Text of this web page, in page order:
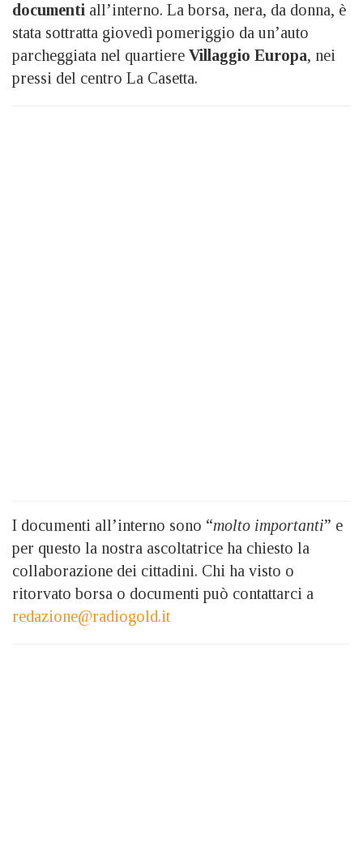
documenti all’interno. La borsa, nera, da donna, è
stata sottratta giovedì pomeriggio da un’auto
parcheggiata nel quartiere Villaggio Europa, nei
pressi del centro La Casetta.
I documenti all’interno sono “molto importanti” e
per questo la nostra ascoltatrice ha chiesto la
collaborazione dei cittadini. Chi ha visto o
ritorvato borsa o documenti può contattarci a
redazione@radiogold.it